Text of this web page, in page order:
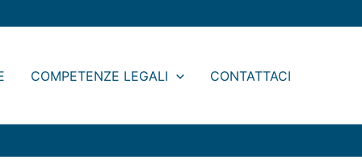
COMPETENZE LEGALI CONTATTACI
Blog